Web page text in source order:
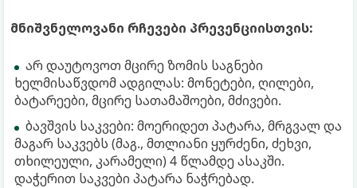
მნიშვნელოვანი რჩევები პრევენციისთვის:
არ დაუტოვოთ მცირე ზომის საგნები
ხელმისაწვდომ ადგილას: მონეტები, ღილები,
ბატარეები, მცირე სათამაშოები, მძივები.
ბავშვის საკვები: მოერიდეთ პატარა, მრგვალ და
მაგარ საკვებს (მაგ., მთლიანი ყურძენი, ძეხვი,
თხილეული, კარამელი) 4 წლამდე ასაკში.
დაჭერით საკვები პატარა ნაჭრებად.